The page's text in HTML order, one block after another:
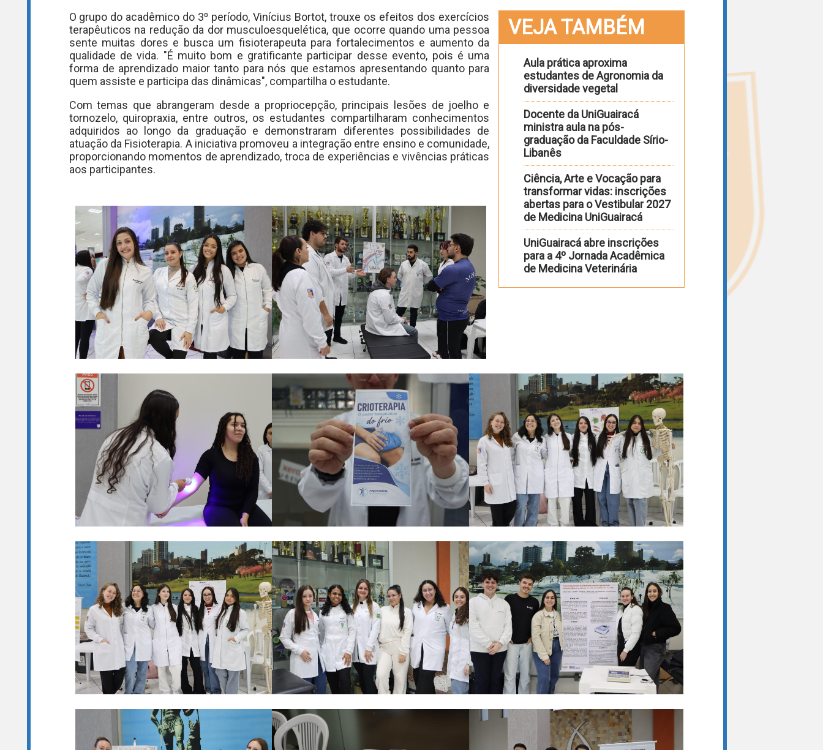
VEJA TAMBÉM
Aula prática aproxima
estudantes de Agronomia da
diversidade vegetal
Docente da UniGuairacá
ministra aula na pós-
graduação da Faculdade Sírio-
Libanês
Ciência, Arte e Vocação para
transformar vidas: inscrições
abertas para o Vestibular 2027
de Medicina UniGuairacá
UniGuairacá abre inscrições
para a 4º Jornada Acadêmica
de Medicina Veterinária
O grupo do acadêmico do 3⁰ período, Vinícius Bortot, trouxe os efeitos dos exercícios
terapêuticos na redução da dor musculoesquelética, que ocorre quando uma pessoa
sente muitas dores e busca um fisioterapeuta para fortalecimentos e aumento da
qualidade de vida. "É muito bom e gratificante participar desse evento, pois é uma
forma de aprendizado maior tanto para nós que estamos apresentando quanto para
quem assiste e participa das dinâmicas", compartilha o estudante.
Com temas que abrangeram desde a propriocepção, principais lesões de joelho e
tornozelo, quiropraxia, entre outros, os estudantes compartilharam conhecimentos
adquiridos ao longo da graduação e demonstraram diferentes possibilidades de
atuação da Fisioterapia. A iniciativa promoveu a integração entre ensino e comunidade,
proporcionando momentos de aprendizado, troca de experiências e vivências práticas
aos participantes.